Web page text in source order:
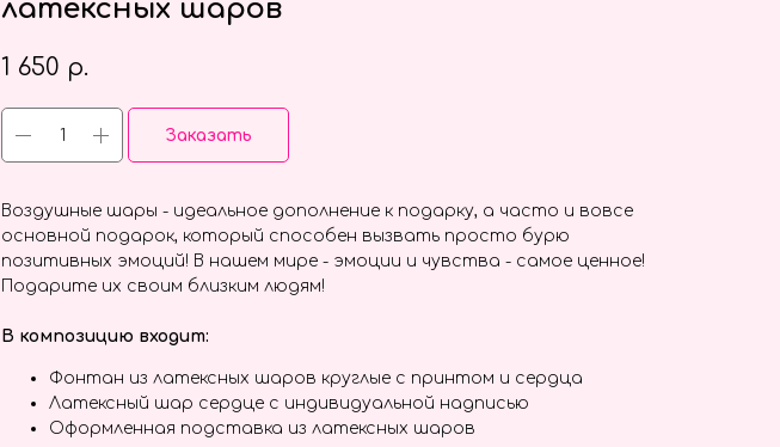
латексных шаров
1 650 р.
Заказать
Воздушные шары - идеальное дополнение к подарку, а часто и вовсе
основной подарок, который способен вызвать просто бурю
позитивных эмоций! В нашем мире - эмоции и чувства - самое ценное!
Подарите их своим близким людям!
В композицию входит:
Фонтан из латексных шаров круглые с принтом и сердца
Латексный шар сердце с индивидуальной надписью
Оформленная подставка из латексных шаров